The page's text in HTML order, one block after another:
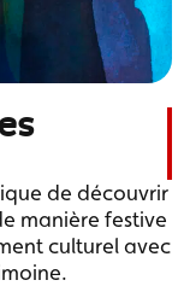
de découvrir
manière festive
culturel avec